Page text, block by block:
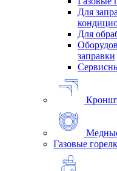
Для
Для
заправки
Газовые